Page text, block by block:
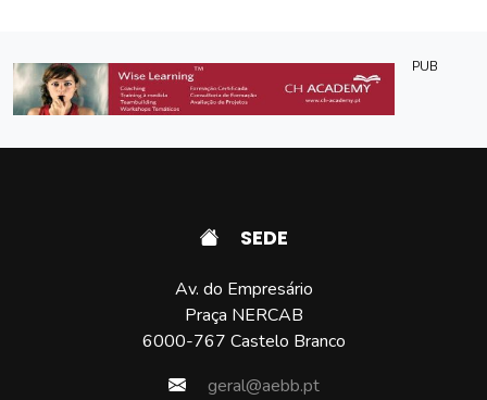
PUB
SEDE
Av. do Empresário
Praça NERCAB
6000-767 Castelo Branco
geral@aebb.pt